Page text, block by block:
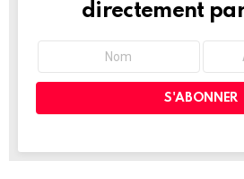
directement